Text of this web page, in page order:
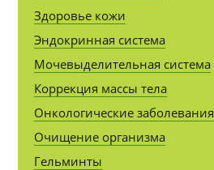
Здоровье кожи
Эндокринная система
Мочевыделительная система
Коррекция массы тела
Онкологические заболевания
Очищение организма
Гельминты